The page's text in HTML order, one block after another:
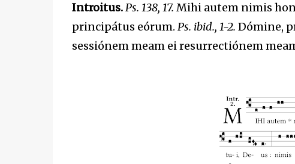
Introitus.Ps. 138, 17. Mihi autem nimis
principátus eórum. Ps. ibid., 1-2. Dómine,
sessiónem meam ei resurrectiónem